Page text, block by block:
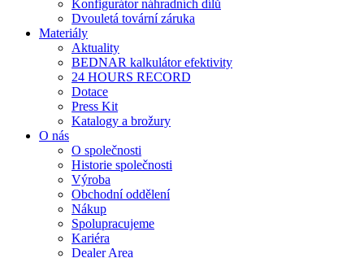
Konfigurátor náhradních dílů
Dvouletá tovární záruka
Materiály
Aktuality
BEDNAR kalkulátor efektivity
24 HOURS RECORD
Dotace
Press Kit
Katalogy a brožury
O nás
O společnosti
Historie společnosti
Výroba
Obchodní oddělení
Nákup
Spolupracujeme
Kariéra
Dealer Area